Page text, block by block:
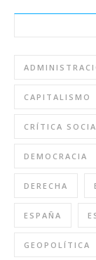
CAPITALISMO
CRÍTICA
DEMOCRACIA
DERECHA
ESPAÑA
GEOPOLÍTICA